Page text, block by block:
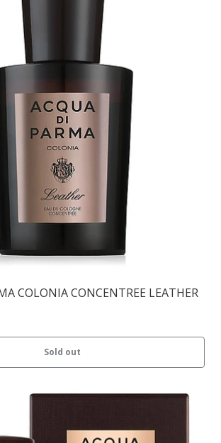
COLONIA CONCENTREE LEATHER
Sold out